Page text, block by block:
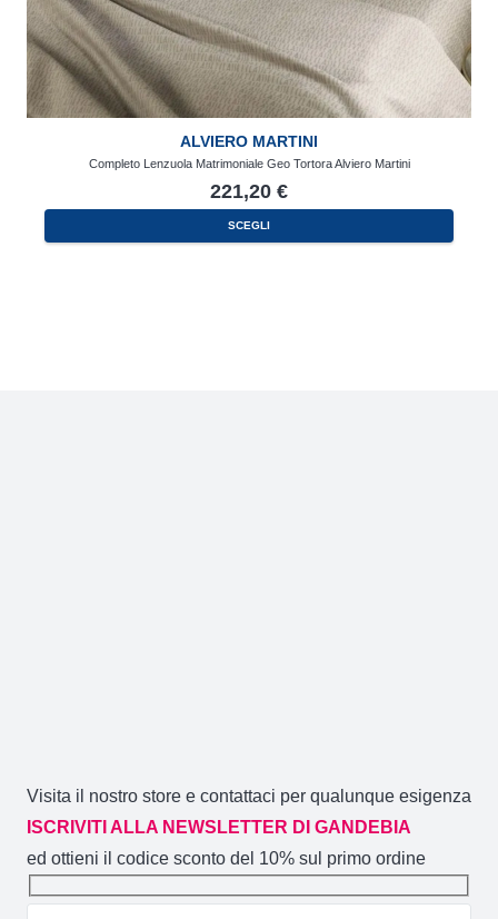
ALVIERO MARTINI
Completo Lenzuola Matrimoniale Geo Tortora Alviero Martini
221,20 €
SCEGLI
Visita il nostro store e contattaci per qualunque esigenza
ISCRIVITI ALLA NEWSLETTER DI GANDEBIA
ed ottieni il codice sconto del 10% sul primo ordine